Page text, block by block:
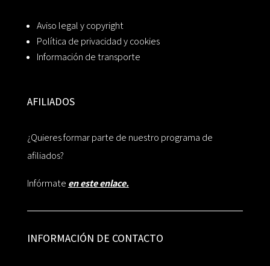
Aviso legal y copyright
Política de privacidad y cookies
Información de transporte
AFILIADOS
¿Quieres formar parte de nuestro programa de
afiliados?
Infórmate en este enlace.
INFORMACIÓN DE CONTACTO